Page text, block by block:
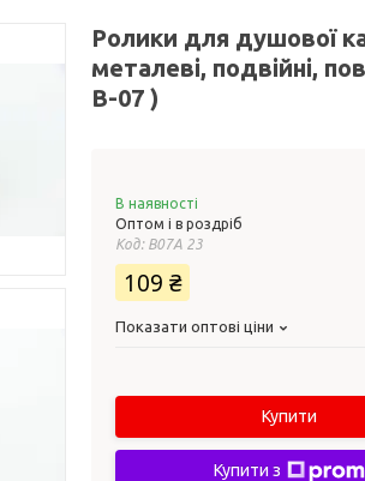
Ролики для душової
металеві, подвійні,
В-07 )
В наявності
Оптом і в роздріб
Код: В07А 23
109 ₴
Показати оптові ціни
Купити
Купити з